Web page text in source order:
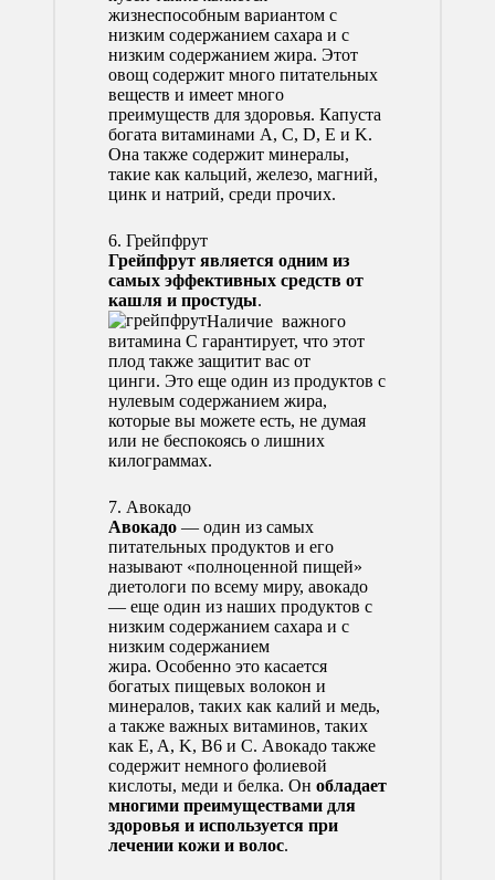
жизнеспособным вариантом с
низким содержанием сахара и с
низким содержанием жира. Этот
овощ содержит много питательных
веществ и имеет много
преимуществ для здоровья. Капуста
богата витаминами A, C, D, E и K.
Она также содержит минералы,
такие как кальций, железо, магний,
цинк и натрий, среди прочих.
6. Грейпфрут
Грейпфрут является одним из
самых эффективных средств от
кашля и простуды.
Наличие важного
витамина C гарантирует, что этот
плод также защитит вас от
цинги. Это еще один из продуктов с
нулевым содержанием жира,
которые вы можете есть, не думая
или не беспокоясь о лишних
килограммах.
7. Авокадо
Авокадо — один из самых
питательных продуктов и его
называют «полноценной пищей»
диетологи по всему миру, авокадо
— еще один из наших продуктов с
низким содержанием сахара и с
низким содержанием
жира. Особенно это касается
богатых пищевых волокон и
минералов, таких как калий и медь,
а также важных витаминов, таких
как E, A, K, B6 и C. Авокадо также
содержит немного фолиевой
кислоты, меди и белка. Он обладает
многими преимуществами для
здоровья и используется при
лечении кожи и волос.